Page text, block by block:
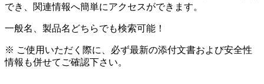
でき、関連情報へ簡単にアクセスができます。
一般名、製品名どちらでも検索可能！
※ ご使用いただく際に、必ず最新の添付文書および安全性
情報も併せてご確認下さい。